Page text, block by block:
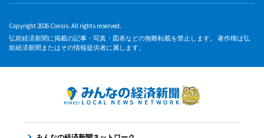
Copyright 2026 Consis. All rights reserved.
弘前経済新聞に掲載の記事・写真・図表などの無断転載を禁止します。 著作権は弘
前経済新聞またはその情報提供者に属します。